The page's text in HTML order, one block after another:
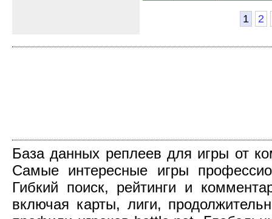
1 2
База данных реплеев для игры от
Самые интересные игры
Гибкий поиск, рейтинги и
включая карты, лиги,